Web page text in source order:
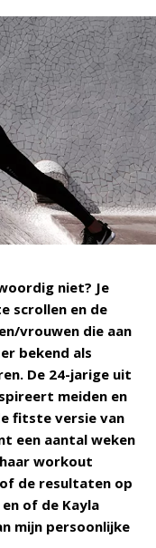
niet? Je
scrollen en de
vrouwen die aan
bekend als
De 24-jarige uit
meiden en
fitste versie van
een aantal weken
workout
de resultaten op
of de Kayla
mijn persoonlijke